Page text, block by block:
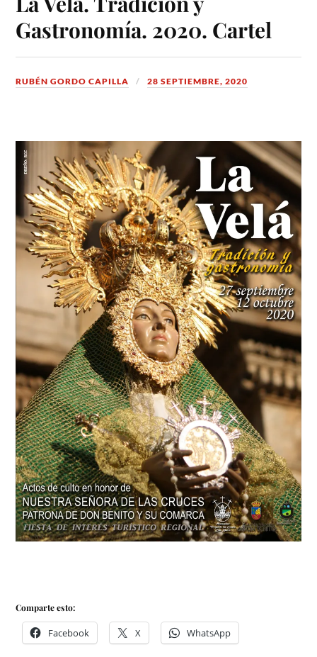
Gastronomía. 2020. Cartel
RUBÉN GORDO CAPILLA 28 SEPTIEMBRE, 2020
Comparte esto:
Facebook X WhatsApp